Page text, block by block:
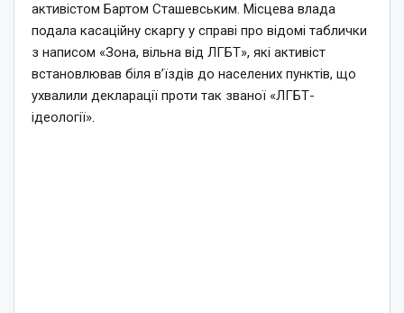
активістом Бартом Сташевським. Місцева влада
подала касаційну скаргу у справі про відомі таблички
з написом «Зона, вільна від ЛГБТ», які активіст
встановлював біля в’їздів до населених пунктів, що
ухвалили декларації проти так званої «ЛГБТ-
ідеології».